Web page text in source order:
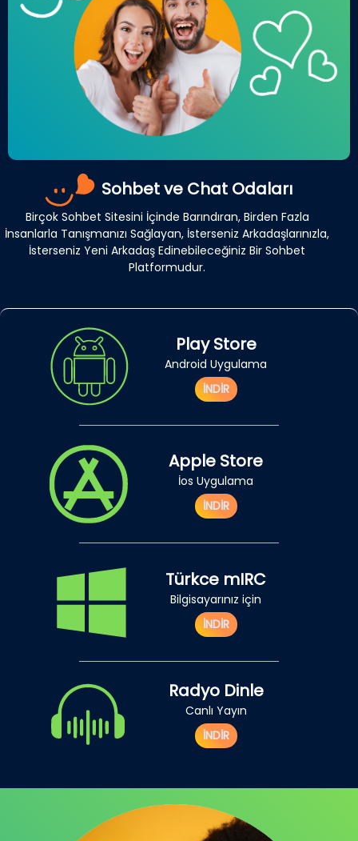
Sohbet ve Chat Odaları
Birçok Sohbet Sitesini İçinde Barındıran, Birden Fazla
İnsanlarla Tanışmanızı Sağlayan, İsterseniz Arkadaşlarınızla,
İsterseniz Yeni Arkadaş Edinebileceğiniz Bir Sohbet
Platformudur.
Play Store
Android Uygulama
İNDİR
Apple Store
İos Uygulama
İNDİR
Türkce mIRC
Bilgisayarınız için
İNDİR
Radyo Dinle
Canlı Yayın
İNDİR